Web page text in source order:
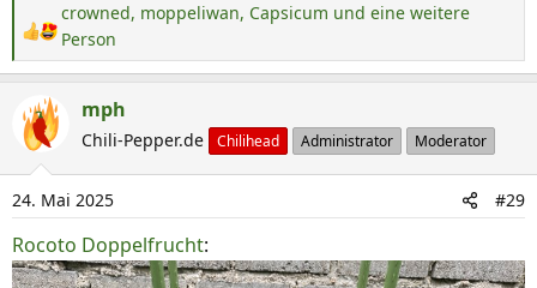
R
e
k
t
i
o
n
e
n
crowned, moppeliwan, Capsicum und eine weitere
Person
mph
Chili-Pepper.de Chilihead Administrator Moderator
24. Mai 2025 #29
Rocoto Doppelfrucht: